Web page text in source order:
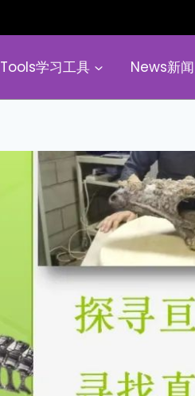
Tools学习工具 News新闻